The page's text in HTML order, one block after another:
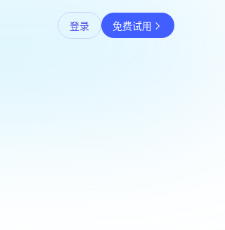
登录 免费试用